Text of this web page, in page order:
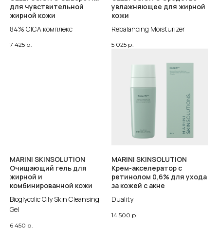
для чувствительной
жирной кожи
84% СICA комплекс
7 425 р.
увлажняющее для жирной
кожи
Rebalancing Moisturizer
5 025 р.
MARINI SKINSOLUTION
Очищающий гель для
жирной и
комбинированной кожи
Bioglycolic Oily Skin Cleansing
Gel
6 450 р.
MARINI SKINSOLUTION
Крем-акселератор с
ретинолом 0,6% для ухода
за кожей с акне
Duality
14 500 р.
ИМЕЮТСЯ ПРОТИВОПОКАЗАНИЯ. ПЕРЕД ИСПОЛЬЗОВАНИЕМ
ПРОКОНСУЛЬТИРУЙТЕСЬ СО СПЕЦИАЛИСТОМ
2025
ОГРНИП: 320385000004672
Пользовательское соглашение
Написать
в телеграм
Телеграм
канал Publicist